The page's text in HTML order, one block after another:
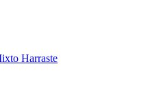
Harraste